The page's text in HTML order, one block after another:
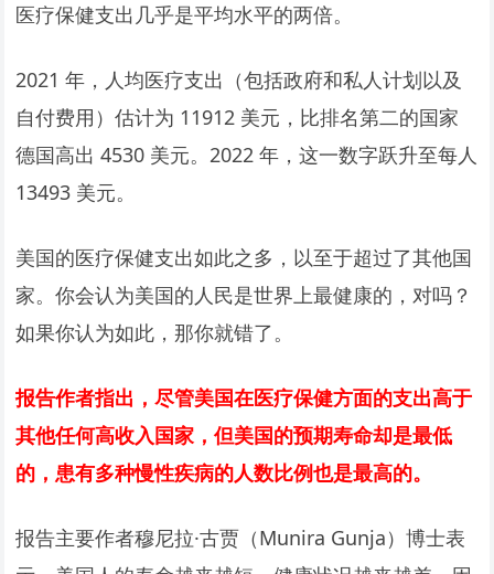
医疗保健支出几乎是平均水平的两倍。
2021 年，人均医疗支出（包括政府和私人计划以及
自付费用）估计为 11912 美元，比排名第二的国家
德国高出 4530 美元。2022 年，这一数字跃升至每人
13493 美元。
美国的医疗保健支出如此之多，以至于超过了其他国
家。你会认为美国的人民是世界上最健康的，对吗？
如果你认为如此，那你就错了。
报告作者指出，尽管美国在医疗保健方面的支出高于
其他任何高收入国家，但美国的预期寿命却是最低
的，患有多种慢性疾病的人数比例也是最高的。
报告主要作者穆尼拉·古贾（Munira Gunja）博士表